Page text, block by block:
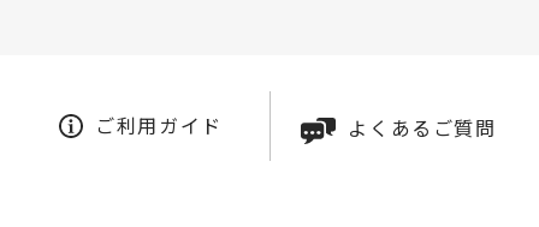
ご利用ガイド よくあるご質問